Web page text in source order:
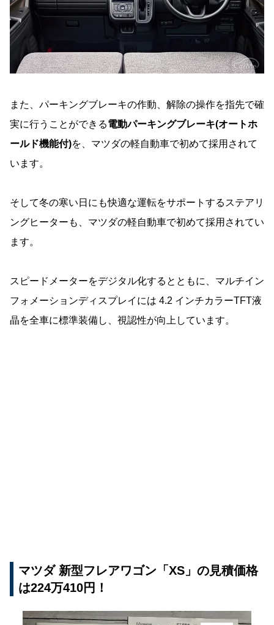
また、パーキングブレーキの作動、解除の操作を指先で確
実に行うことができる電動パーキングブレーキ(オートホ
ールド機能付)を、マツダの軽自動車で初めて採用されて
います。
そして冬の寒い日にも快適な運転をサポートするステアリ
ングヒーターも、マツダの軽自動車で初めて採用されてい
ます。
スピードメーターをデジタル化するとともに、マルチイン
フォメーションディスプレイには 4.2 インチカラーTFT液
晶を全車に標準装備し、視認性が向上しています。
マツダ 新型フレアワゴン「XS」の見積価格
は224万410円！